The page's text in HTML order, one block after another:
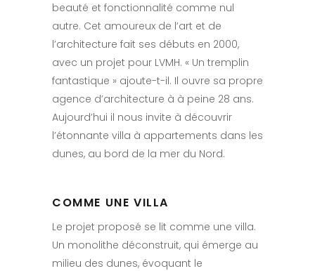
beauté et fonctionnalité comme nul
autre. Cet amoureux de l’art et de
l’architecture fait ses débuts en 2000,
avec un projet pour LVMH. « Un tremplin
fantastique » ajoute-t-il. Il ouvre sa propre
agence d’architecture à à peine 28 ans.
Aujourd’hui il nous invite à découvrir
l’étonnante villa à appartements dans les
dunes, au bord de la mer du Nord.
COMME UNE VILLA
Le projet proposé se lit comme une villa.
Un monolithe déconstruit, qui émerge au
milieu des dunes, évoquant le